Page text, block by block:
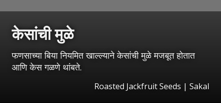
केसांची मुळे
फणसाच्या बिया नियमित खाल्ल्याने केसांची मुळे मजबूत होतात
आणि केस गळणे थांबते.
Roasted Jackfruit Seeds | Sakal